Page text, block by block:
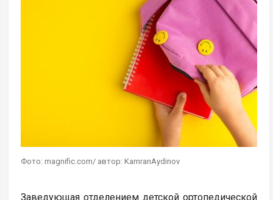
Фото: magnific.com/ автор: KamranAydinov
Заведующая отделением детской ортопедической